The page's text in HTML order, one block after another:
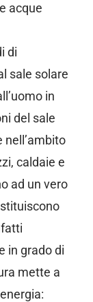
acque
di
sale solare
in
del sale
caldaie e
ad un vero
in grado di
mette a